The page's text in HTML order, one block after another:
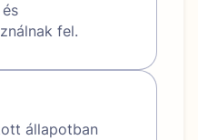
és
fel.
állapotban